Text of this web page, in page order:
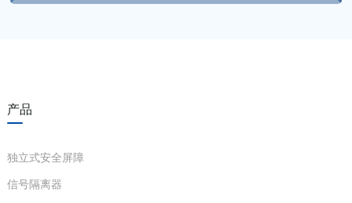
产品
独立式安全屏障
信号隔离器